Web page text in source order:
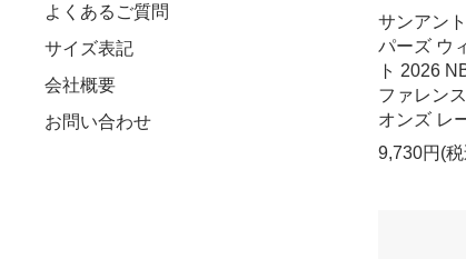
よくあるご質問
サイズ表記
会社概要
お問い合わせ
サンアン
パーズ ウ
ト 2026
ファレン
オンズ レ
9,730円(